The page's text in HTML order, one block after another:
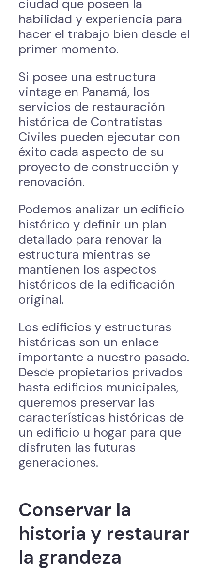
ciudad que poseen la
habilidad y experiencia para
hacer el trabajo bien desde el
primer momento.
Si posee una estructura
vintage en Panamá, los
servicios de restauración
histórica de Contratistas
Civiles pueden ejecutar con
éxito cada aspecto de su
proyecto de construcción y
renovación.
Podemos analizar un edificio
histórico y definir un plan
detallado para renovar la
estructura mientras se
mantienen los aspectos
históricos de la edificación
original.
Los edificios y estructuras
históricas son un enlace
importante a nuestro pasado.
Desde propietarios privados
hasta edificios municipales,
queremos preservar las
características históricas de
un edificio u hogar para que
disfruten las futuras
generaciones.
Conservar la
historia y restaurar
la grandeza